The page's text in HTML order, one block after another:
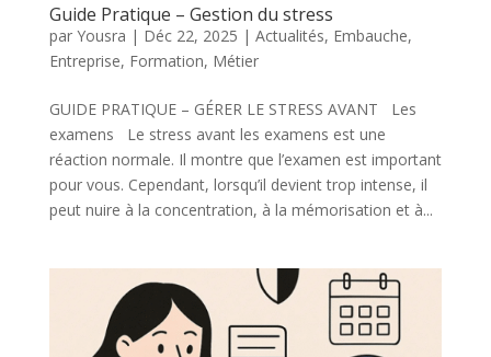
Guide Pratique – Gestion du stress
par Yousra | Déc 22, 2025 | Actualités, Embauche,
Entreprise, Formation, Métier
GUIDE PRATIQUE – GÉRER LE STRESS AVANT Les
examens Le stress avant les examens est une
réaction normale. Il montre que l’examen est important
pour vous. Cependant, lorsqu’il devient trop intense, il
peut nuire à la concentration, à la mémorisation et à...